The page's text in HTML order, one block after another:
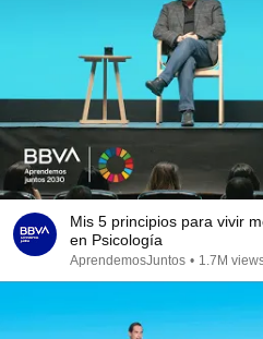
Mis 5 principios para vivir
en Psicología
AprendemosJuntos • 1.7M